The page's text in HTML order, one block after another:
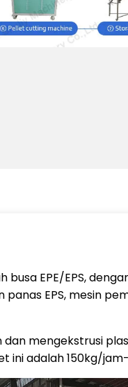
EPE/EPS,
EPS, mesin
mengekstrusi
ini adalah 150kg/